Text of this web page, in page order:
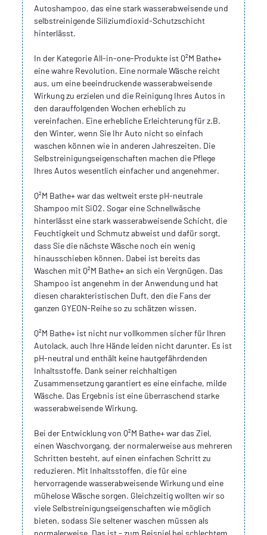
Autoshampoo, das eine stark wasserabweisende und
selbstreinigende Siliziumdioxid-Schutzschicht
hinterlässt.
In der Kategorie All-in-one-Produkte ist Q²M Bathe+
eine wahre Revolution. Eine normale Wäsche reicht
aus, um eine beeindruckende wasserabweisende
Wirkung zu erzielen und die Reinigung Ihres Autos in
den darauffolgenden Wochen erheblich zu
vereinfachen. Eine erhebliche Erleichterung für z.B.
den Winter, wenn Sie Ihr Auto nicht so einfach
waschen können wie in anderen Jahreszeiten. Die
Selbstreinigungseigenschaften machen die Pflege
Ihres Autos wesentlich einfacher und angenehmer.
Q²M Bathe+ war das weltweit erste pH-neutrale
Shampoo mit SiO2. Sogar eine Schnellwäsche
hinterlässt eine stark wasserabweisende Schicht, die
Feuchtigkeit und Schmutz abweist und dafür sorgt,
dass Sie die nächste Wäsche noch ein wenig
hinausschieben können. Dabei ist bereits das
Waschen mit Q²M Bathe+ an sich ein Vergnügen. Das
Shampoo ist angenehm in der Anwendung und hat
diesen charakteristischen Duft, den die Fans der
ganzen GYEON-Reihe so zu schätzen wissen.
Q²M Bathe+ ist nicht nur vollkommen sicher für Ihren
Autolack, auch Ihre Hände leiden nicht darunter. Es ist
pH-neutral und enthält keine hautgefährdenden
Inhaltsstoffe. Dank seiner reichhaltigen
Zusammensetzung garantiert es eine einfache, milde
Wäsche. Das Ergebnis ist eine überraschend starke
wasserabweisende Wirkung.
Bei der Entwicklung von Q²M Bathe+ war das Ziel,
einen Waschvorgang, der normalerweise aus mehreren
Schritten besteht, auf einen einfachen Schritt zu
reduzieren. Mit Inhaltsstoffen, die für eine
hervorragende wasserabweisende Wirkung und eine
mühelose Wäsche sorgen. Gleichzeitig wollten wir so
viele Selbstreinigungseigenschaften wie möglich
bieten, sodass Sie seltener waschen müssen als
normalerweise. Das ist - zum Beispiel bei schlechtem